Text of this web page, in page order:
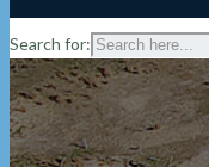
Search for: